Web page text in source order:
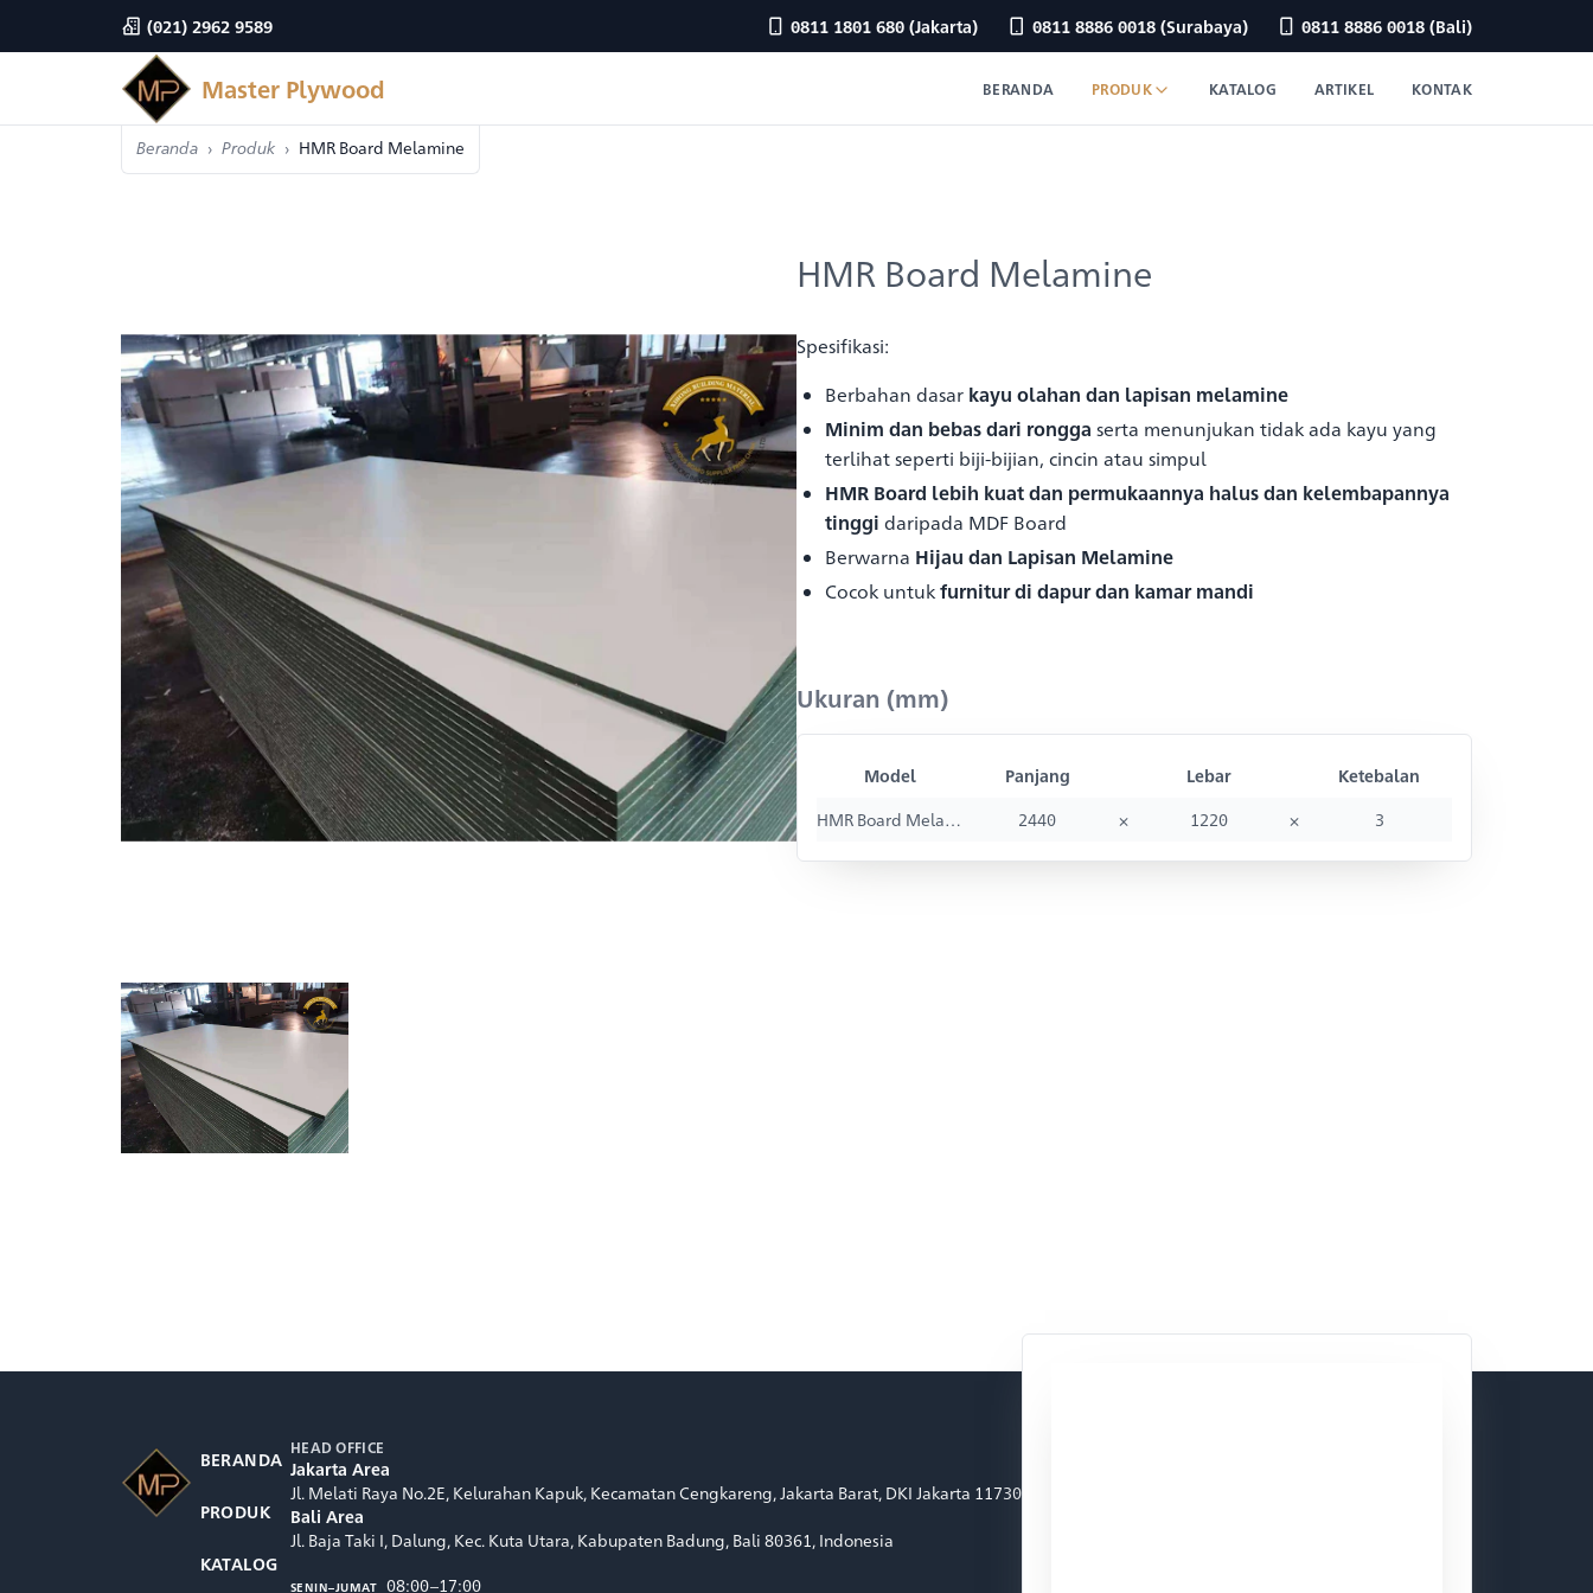
(021) 2962 9589 0811 1801 680 (Jakarta) 0811 8886 0018(Surabaya) 0811 8886 0018 (Bali)
Master Plywood BERANDA PRODUK KATALOG ARTIKEL KONTAK
Beranda Produk HMR Board Melamine
HMR Board Melamine
Spesifikasi:
Berbahan dasar kayu olahan dan lapisan melamine
Minim dan bebas dari rongga serta menunjukan tidak ada kayu yang
terlihat seperti biji-bijian, cincin atau simpul
HMR Board lebih kuat dan permukaannya halus dan kelembapannya
tinggi daripada MDF Board
Berwarna Hijau dan Lapisan Melamine
Cocok untukfurnitur di dapur dan kamar mandi
Ukuran (mm)
Model Panjang Lebar Ketebalan
HMR Board Melamine 2440 × 1220 × 3
BERANDA
PRODUK
KATALOG
HEAD OFFICE
Jakarta Area
Jl. Melati Raya No.2E, Kelurahan Kapuk, Kecamatan Cengkareng, Jakarta Barat, DKI Jakarta 11730
Bali Area
Jl. Baja Taki I, Dalung, Kec. Kuta Utara, Kabupaten Badung, Bali 80361, Indonesia
SENIN–JUMAT 08:00–17:00